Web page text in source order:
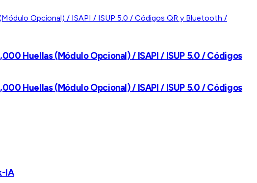
Huellas (Módulo Opcional) / ISAPI / ISUP 5.0 / Códigos
Huellas (Módulo Opcional) / ISAPI / ISUP 5.0 / Códigos
IA